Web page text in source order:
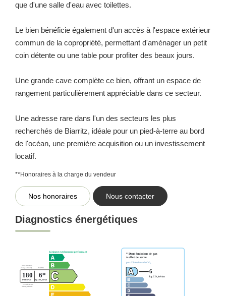
que d'une salle d'eau avec toilettes.
Le bien bénéficie également d'un accès à l'espace extérieur
commun de la copropriété, permettant d'aménager un petit
coin détente ou une table pour profiter des beaux jours.
Une grande cave complète ce bien, offrant un espace de
rangement particulièrement appréciable dans ce secteur.
Une adresse rare dans l'un des secteurs les plus
recherchés de Biarritz, idéale pour un pied-à-terre au bord
de l'océan, une première acquisition ou un investissement
locatif.
**Honoraires à la charge du vendeur
Nos honoraires Nous contacter
Diagnostics énergétiques